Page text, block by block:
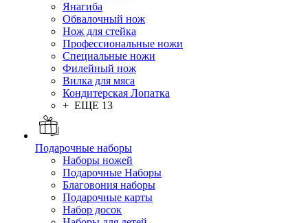
Янагиба
Обвалочный нож
Нож для стейка
Профессиональные ножи
Специальные ножи
Филейный нож
Вилка для мяса
Кондитерская Лопатка
+ ЕЩЕ 13
Подарочные наборы
Наборы ножей
Подарочные Наборы
Благовония наборы
Подарочные карты
Набор досок